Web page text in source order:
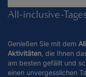
All-inclusive-
Genießen Sie mit dem
Aktivitäten, die Ihnen
am besten gefällt und
einen unvergesslichen